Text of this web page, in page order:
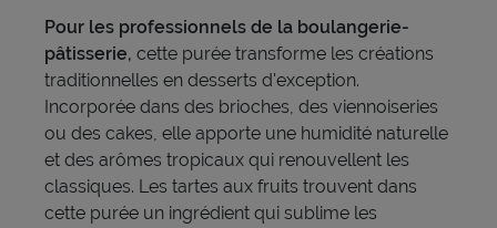
Pour les professionnels de la boulangerie-
pâtisserie, cette purée transforme les créations
traditionnelles en desserts d'exception.
Incorporée dans des brioches, des viennoiseries
ou des cakes, elle apporte une humidité naturelle
et des arômes tropicaux qui renouvellent les
classiques. Les tartes aux fruits trouvent dans
cette purée un ingrédient qui sublime les